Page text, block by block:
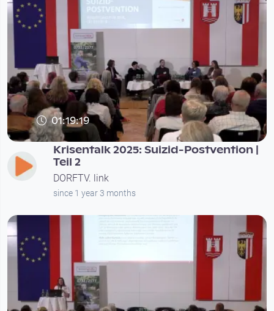
01:19:19
Krisentalk 2025: Suizid-Postvention |
Teil 2
DORFTV. link
since 1 year 3 months